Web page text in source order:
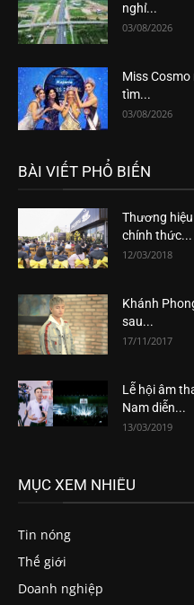
nghỉ...
03/08/2026
Miss
tìm...
03/08/2026
BÀI VIẾT PHỔ BIẾN
Thương
chính thức...
12/03/2018
Khánh
sau...
17/11/2017
Lễ hội âm
Nam diễn...
13/03/2019
MỤC XEM NHIỀU
Tin nóng
Thế giới
Doanh nghiệp